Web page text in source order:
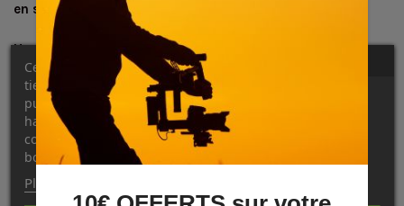
en studio compact
Une qualité de lumière sans compromis
Le Godox F100R Kit est conçu pour les standards de
l'industrie du cinéma et de la broadcast. Son système
RGBWW Full-Color
délivre une lumière d'une fidélité
exceptionnelle. Avec des scores de
vous êtes assuré d'un rendu des couleurs d'une justesse
chirurgicale, essentiel pour la post-production et les tons
chair. La vaste
Ce site Web utilise ses propres cookies et ceux de
tiers pour améliorer nos services et vous montrer des
publicités liées à vos préférences en analysant vos
habitudes de navigation. Pour donner votre
consentement à son utilisation, appuyez sur le
bouton Accepter.
Plus d'informations